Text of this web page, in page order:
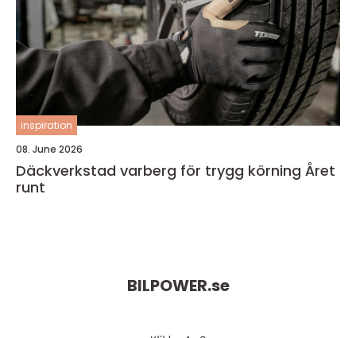
inspiration
08. June 2026
Däckverkstad varberg för trygg körning Året
runt
BILPOWER.se